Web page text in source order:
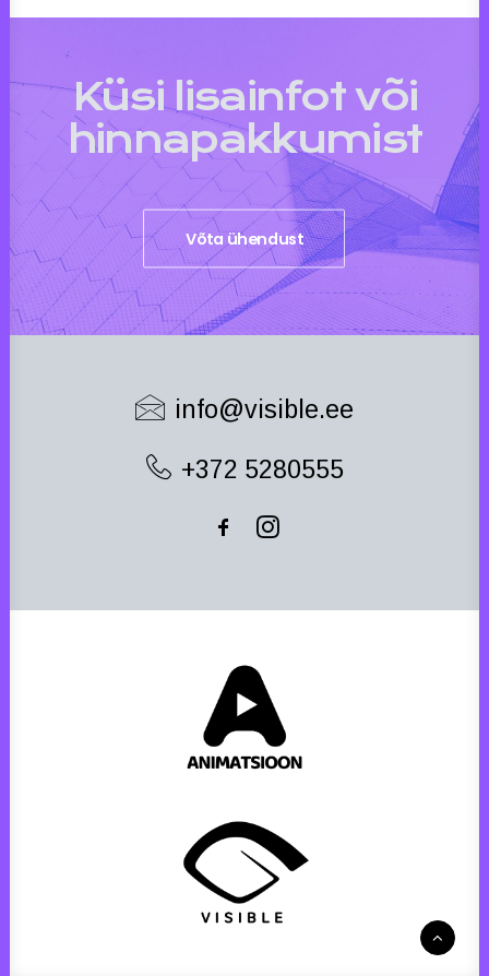
Küsi lisainfot või
hinnapakkumist
Võta ühendust
info@visible.ee
+372 5280555